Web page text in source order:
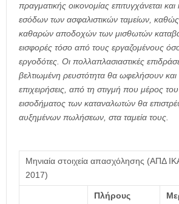
πραγματικής οικονομίας επιτυγχάνεται
εσόδων των ασφαλιστικών ταμείων,
καθαρών αποδοχών των μισθωτών
εισφορές τόσο από τους εργαζομένους
εργοδότες. Οι πολλαπλασιαστικές
βελτιωμένη ρευστότητα θα ωφελήσουν και
επιχειρήσεις, από τη στιγμή που μέρος
εισοδήματος των καταναλωτών θα
αυξημένων πωλήσεων, στα ταμεία τους.
Μηνιαία στοιχεία απασχόλησης (ΑΠΔ
2017)
Πλήρους